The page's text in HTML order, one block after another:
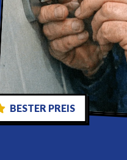
BESTER PREIS